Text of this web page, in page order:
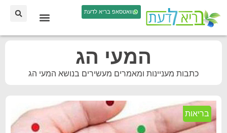
וואטסאפ בריא לדעת
המעי הג
כתבות מעניינות ומאמרים מעשירים בנושא המעי הג
בריאות